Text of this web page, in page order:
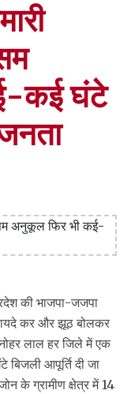
कई घंटे
की भाजपा-जजपा
कर और झूठ बोलकर
लाल हर जिले में एक
बिजली आपूर्ति दी जा
के ग्रामीण क्षेत्र में 14